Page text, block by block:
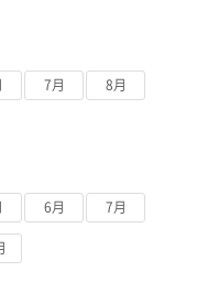
7月 8月
6月 7月